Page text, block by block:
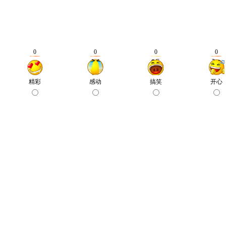
0
精彩
0
感动
0
搞笑
0
开心